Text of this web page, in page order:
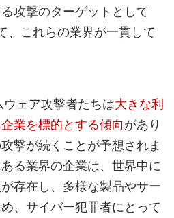
攻撃のターゲットとして
、これらの業界が一貫して
ェア攻撃者たちは大きな利
業を標的とする傾向があり
撃が続くことが予想されま
る業界の企業は、世界中に
存在し、多様な製品やサー
、サイバー犯罪者にとって